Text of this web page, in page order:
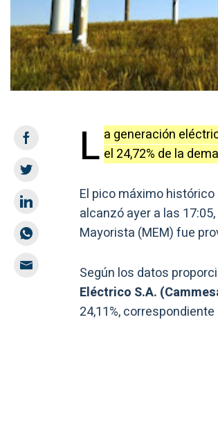
L a generación
el 24,72% de la
El pico máximo
alcanzó ayer a las
Mayorista (MEM) fue
Según los datos
Eléctrico S.A.
24,11%,